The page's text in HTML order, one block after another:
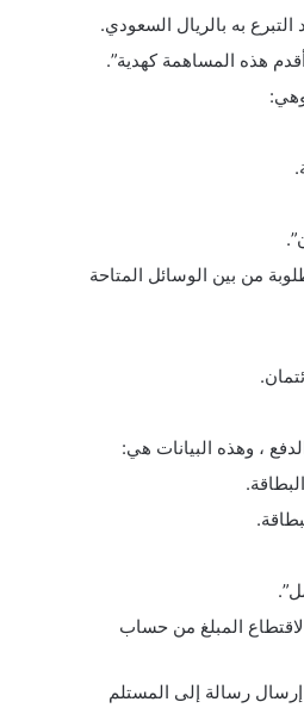
التبرع به بالريال السعودي.
هذه المساهمة كهدية”.
من بين الوسائل المتاحة
، وهذه البيانات هي:
المبلغ من حساب
إرسال رسالة إلى المستلم